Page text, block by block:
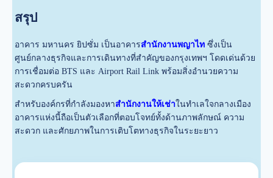
สรุป
อาคาร มหานคร ยิปซั่ม เป็นอาคารสำนักงานพญาไท ซึ่งเป็น
ศูนย์กลางธุรกิจและการเดินทางที่สำคัญของกรุงเทพฯ โดดเด่นด้วย
การเชื่อมต่อ BTS และ Airport Rail Link พร้อมสิ่งอำนวยความ
สะดวกครบครัน
สำหรับองค์กรที่กำลังมองหาสำนักงานให้เช่าในทำเลใจกลางเมือง
อาคารแห่งนี้ถือเป็นตัวเลือกที่ตอบโจทย์ทั้งด้านภาพลักษณ์ ความ
สะดวก และศักยภาพในการเติบโตทางธุรกิจในระยะยาว